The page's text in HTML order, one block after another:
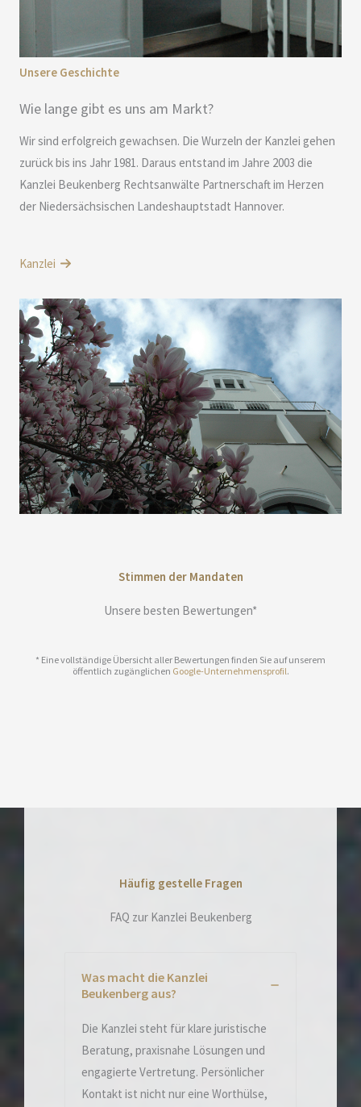
Unsere Geschichte
Wie lange gibt es uns am Markt?
Wir sind erfolgreich gewachsen. Die Wurzeln der Kanzlei gehen
zurück bis ins Jahr 1981. Daraus entstand im Jahre 2003 die
Kanzlei Beukenberg Rechtsanwälte Partnerschaft im Herzen
der Niedersächsischen Landeshauptstadt Hannover.
Kanzlei
Stimmen der Mandaten
Unsere besten Bewertungen*
* Eine vollständige Übersicht aller Bewertungen finden Sie auf unserem
öffentlich zugänglichen Google-Unternehmensprofil.
Häufig gestelle Fragen
FAQ zur Kanzlei Beukenberg
Was macht die Kanzlei
Beukenberg aus?
Die Kanzlei steht für klare juristische
Beratung, praxisnahe Lösungen und
engagierte Vertretung. Persönlicher
Kontakt ist nicht nur eine Worthülse,